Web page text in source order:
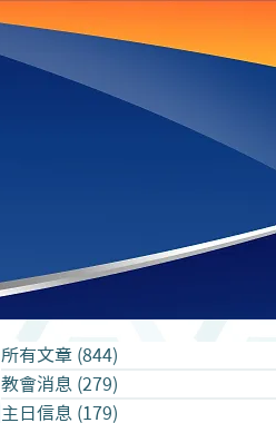
所有文章 (844)
教會消息 (279)
主日信息 (179)